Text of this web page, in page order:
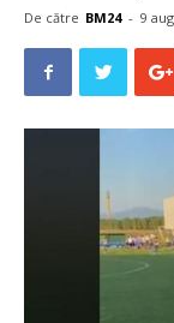
De către BM24 - 9